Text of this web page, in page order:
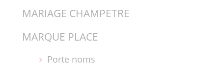
MARIAGE CHAMPETRE
MARQUE PLACE
Porte noms